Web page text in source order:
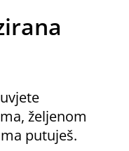
željenom
putuješ.